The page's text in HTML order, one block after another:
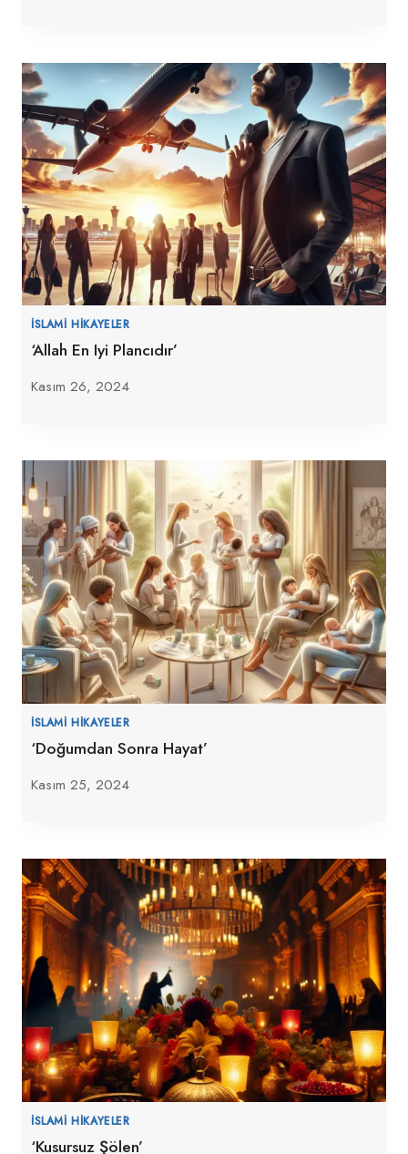
İSLAMI HIKAYELER
‘Allah En Iyi Plancıdır’
Kasım 26, 2024
İSLAMI HIKAYELER
‘Doğumdan Sonra Hayat’
Kasım 25, 2024
İSLAMI HIKAYELER
‘Kusursuz Şölen’